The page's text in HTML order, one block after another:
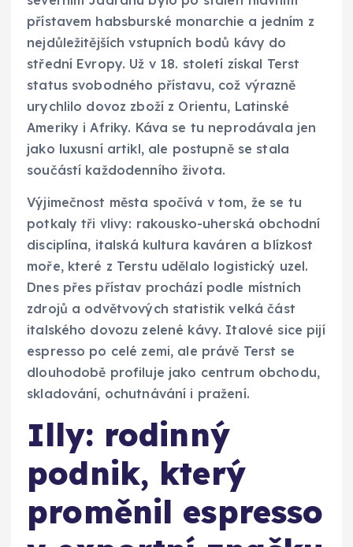
přístavem habsburské monarchie a jedním z
nejdůležitějších vstupních bodů kávy do
střední Evropy. Už v 18. století získal Terst
status svobodného přístavu, což výrazně
urychlilo dovoz zboží z Orientu, Latinské
Ameriky i Afriky. Káva se tu neprodávala jen
jako luxusní artikl, ale postupně se stala
součástí každodenního života.
Výjimečnost města spočívá v tom, že se tu
potkaly tři vlivy: rakousko-uherská obchodní
disciplína, italská kultura kaváren a blízkost
moře, které z Terstu udělalo logistický uzel.
Dnes přes přístav prochází podle místních
zdrojů a odvětvových statistik velká část
italského dovozu zelené kávy. Italové sice pijí
espresso po celé zemi, ale právě Terst se
dlouhodobě profiluje jako centrum obchodu,
skladování, ochutnávání i pražení.
Illy: rodinný
podnik, který
proměnil espresso